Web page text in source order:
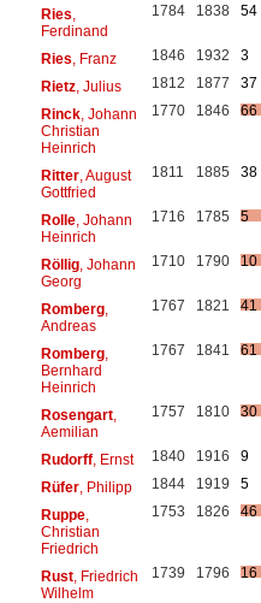
Ries
Ferdinand
1784 1838 54
Ries , Franz 1846 1932
3
Rietz, Julius 1812 1877
37
Rinck, Johann
Christian
Heinrich
1770 1846 66
Ritter, August
Gottfried
1811 1885 38
Rolle, Johann
Heinrich
1716 1785 5
Röllig, Johann
Georg
1710 1790 10
Romberg,
Andreas
1767 1821 41
Romberg,
Bernhard
Heinrich
1767 1841 61
Rosengart,
Aemilian
1757 1810 30
Rudorff, Ernst 1840 1916
9
Rüfer, Philipp 1844 1919
5
Ruppe,
Christian
Friedrich
1753 1826 46
Rust, Friedrich
Wilhelm
1739 1796 16